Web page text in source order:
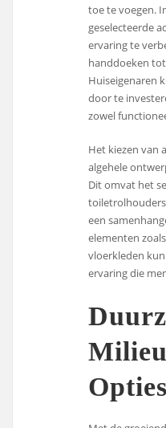
toe te voegen.
geselecteerde
ervaring te
handdoeken
Huiseigenaren
door te
zowel
Het kiezen van
algehele
Dit omvat het
toiletrolhouders
een
elementen
vloerkleden
ervaring die
Opties